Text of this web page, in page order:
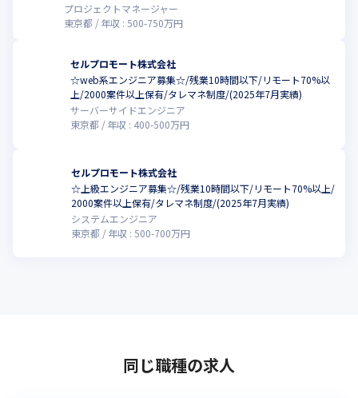
プロジェクトマネージャー
東京都
年収 :500-750万円
セルプロモート株式会社
☆web系エンジニア募集☆/残業10時間以下/リモート70%以
上/2000案件以上保有/タレマネ制度/(2025年7月実績)
サーバーサイドエンジニア
東京都
年収 : 400-500万円
セルプロモート株式会社
☆上級エンジニア募集☆/残業10時間以下/リモート70%以上/
2000案件以上保有/タレマネ制度/(2025年7月実績)
システムエンジニア
東京都
年収 :500-700万円
同じ職種の求人